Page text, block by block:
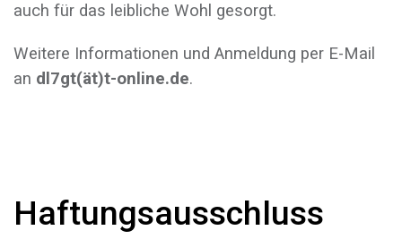
auch für das leibliche Wohl gesorgt.
Weitere Informationen und Anmeldung per E-Mail
an dl7gt(ät)t-online.de.
Haftungsausschluss